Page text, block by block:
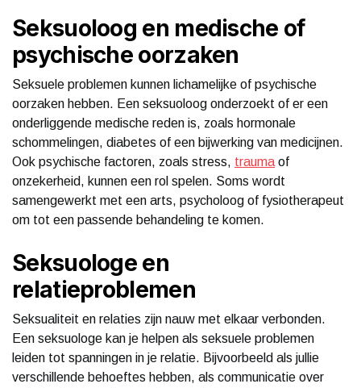
Seksuoloog en medische of
psychische oorzaken
Seksuele problemen kunnen lichamelijke of psychische
oorzaken hebben. Een seksuoloog onderzoekt of er een
onderliggende medische reden is, zoals hormonale
schommelingen, diabetes of een bijwerking van medicijnen.
Ook psychische factoren, zoals stress, trauma of
onzekerheid, kunnen een rol spelen. Soms wordt
samengewerkt met een arts, psycholoog of fysiotherapeut
om tot een passende behandeling te komen.
Seksuologe en
relatieproblemen
Seksualiteit en relaties zijn nauw met elkaar verbonden.
Een seksuologe kan je helpen als seksuele problemen
leiden tot spanningen in je relatie. Bijvoorbeeld als jullie
verschillende behoeftes hebben, als communicatie over